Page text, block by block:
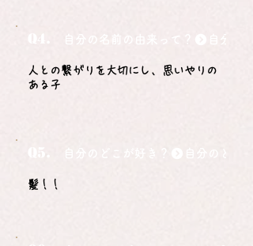
人との繋がりを大切にし、思いやりの
ある子
髪！！